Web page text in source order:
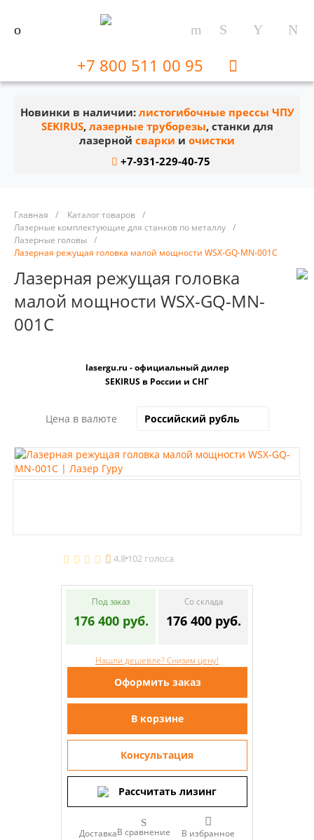
+7 800 511 00 95
Новинки в наличии: листогибочные прессы ЧПУ
SEKIRUS, лазерные труборезы, станки для
лазерной сварки и очистки
+7-931-229-40-75
Главная / Каталог товаров /
Лазерные комплектующие для станков по металлу /
Лазерные головы
/
Лазерная режущая головка малой мощности WSX-GQ-MN-001C
Лазерная режущая головка
малой мощности WSX-GQ-MN-
001C
Цена в валюте
lasergu.ru - официальный дилер
SEKIRUS в России и СНГ
4.8 102 голоса
Под заказ
176 400 руб.
Со склада
176 400 руб.
Нашли дешевле? Снизим цену!
Оформить заказ
В корзине
Консультация
Рассчитать лизинг
ДоставкаВ сравнение